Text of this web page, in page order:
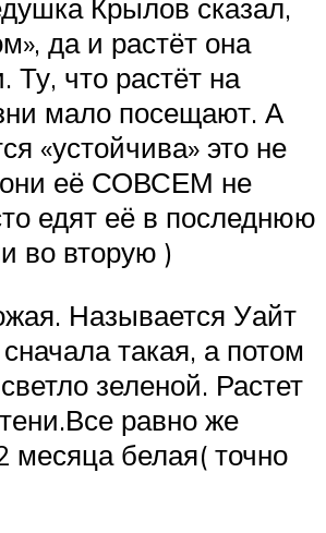
Крылов сказал,
да и растёт она
Ту, что растёт на
мало посещают. А
«устойчива» это не
они её СОВСЕМ не
едят её в последнюю
во вторую )
Называется Уайт
такая, а потом
зеленой. Растет
равно же
месяца белая( точно